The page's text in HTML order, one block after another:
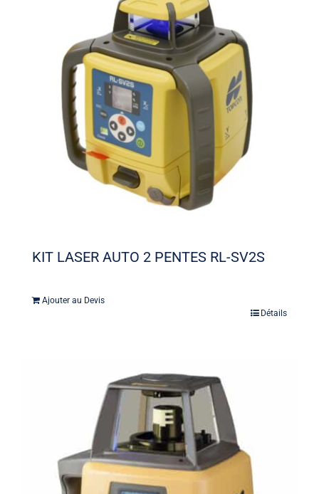
KIT LASER AUTO 2 PENTES RL-SV2S
Ajouter au Devis
Détails